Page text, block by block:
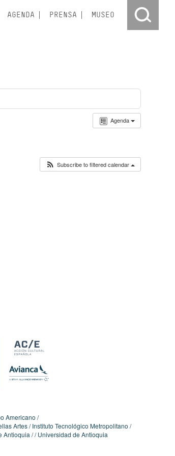
AGENDA PRENSA MUSEO
Agenda
Subscribe to filtered calendar
Americano
Artes Instituto Tecnológico Metropolitano
Antioquia Universidad de Antioquia